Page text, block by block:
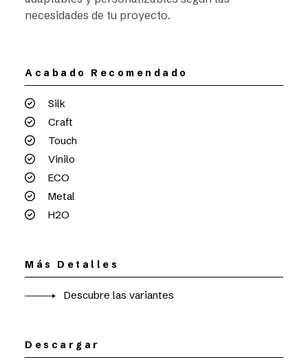
necesidades de tu proyecto.
Acabado Recomendado
Silk
Craft
Touch
Vinilo
ECO
Metal
H2O
Más Detalles
Descubre las variantes
Descargar